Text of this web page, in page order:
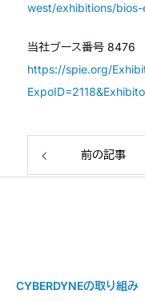
west/exhibitions/
当社ブース番号 8476
https://spie.org/
前の記事
CYBERDYNEの取り組み